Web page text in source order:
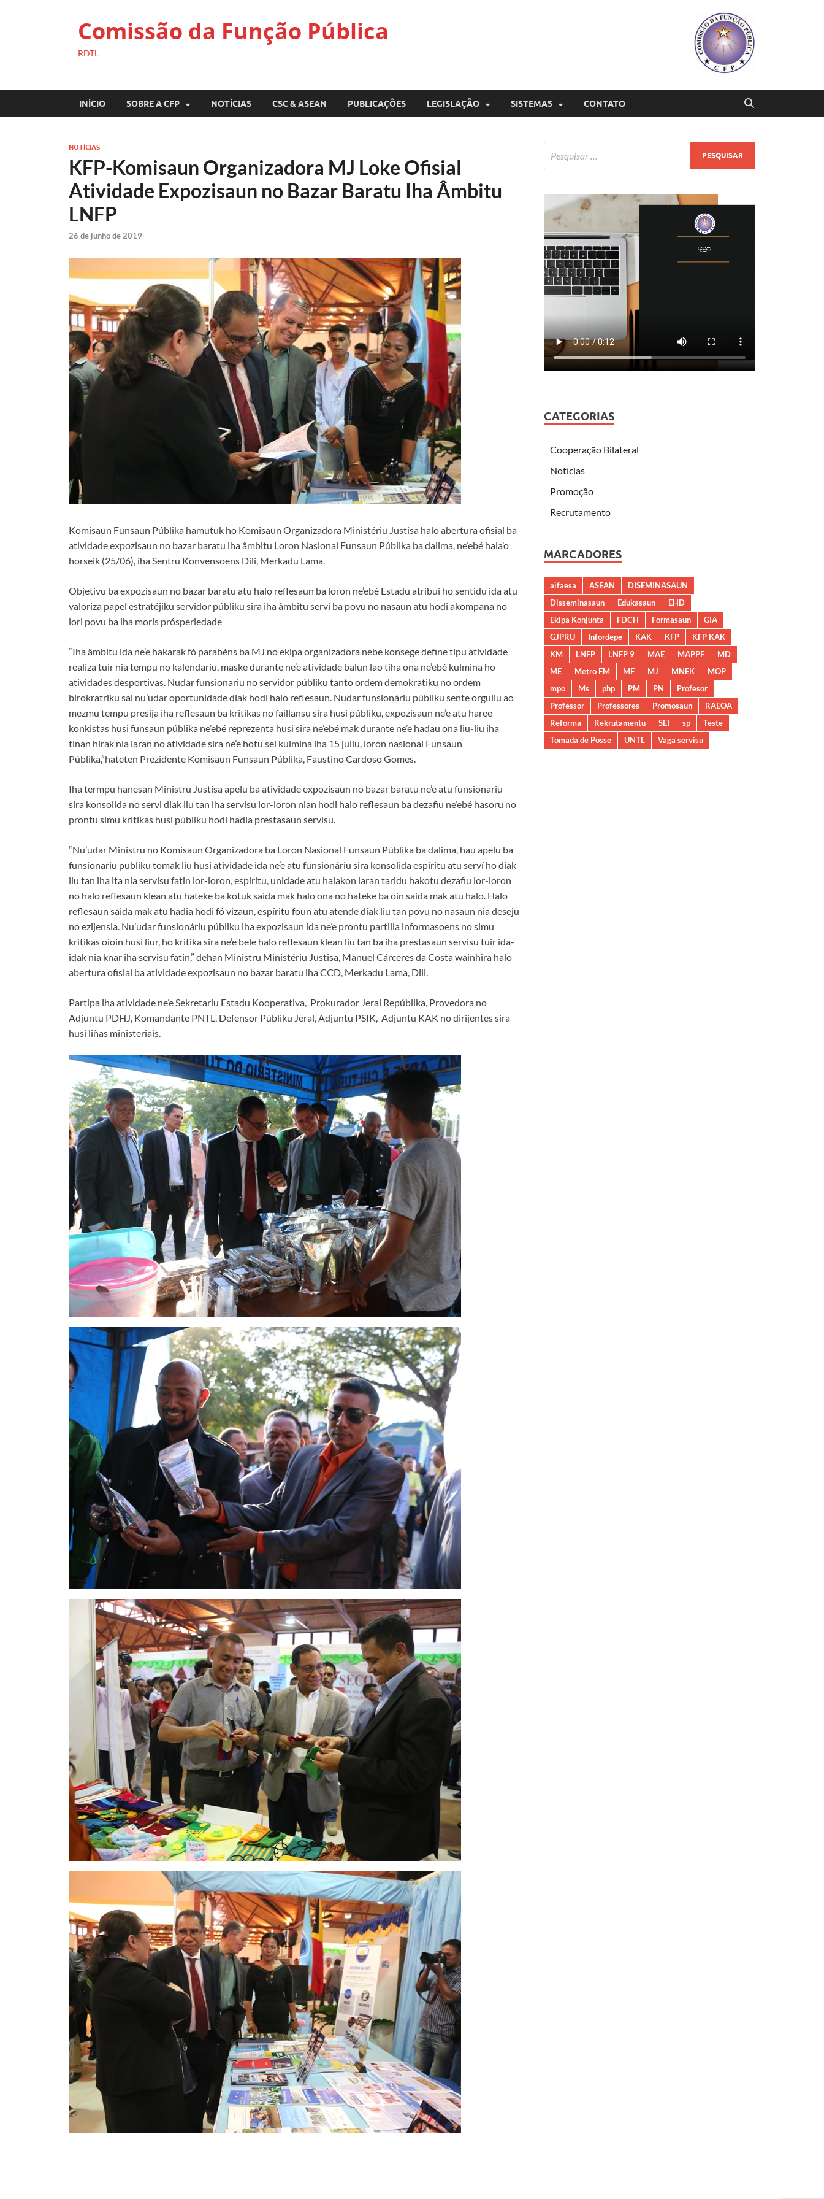
Comissão da Função Pública
RDTL
INÍCIO SOBRE A CFP NOTÍCIAS CSC & ASEAN PUBLICAÇÕES LEGISLAÇÃO SISTEMAS CONTATO
NOTÍCIAS
KFP-Komisaun Organizadora MJ Loke Ofisial
Atividade Expozisaun no Bazar Baratu Iha Âmbitu
LNFP
26 de junho de 2019
Komisaun Funsaun Públika hamutuk ho Komisaun Organizadora Ministériu Justisa halo abertura ofisial ba
atividade expozisaun no bazar baratu iha âmbitu Loron Nasional Funsaun Públika ba dalima, ne’ebé hala’o
horseik (25/06), iha Sentru Konvensoens Dili, Merkadu Lama.
Objetivu ba expozisaun no bazar baratu atu halo reflesaun ba loron ne’ebé Estadu atribui ho sentidu ida atu
valoriza papel estratéjiku servidor públiku sira iha âmbitu servi ba povu no nasaun atu hodi akompana no
lori povu ba iha moris prósperiedade
“Iha âmbitu ida ne’e hakarak fó parabéns ba MJ no ekipa organizadora nebe konsege define tipu atividade
realiza tuir nia tempu no kalendariu, maske durante ne’e atividade balun lao tiha ona ne’ebé kulmina ho
atividades desportivas. Nudar funsionariu no servidor públiku tanto ordem demokratiku no ordem
birokratriku sai nu’udar oportunidade diak hodi halo reflesaun. Nudar funsionáriu públiku sente orgullu ao
mezmu tempu presija iha reflesaun ba kritikas no faillansu sira husi públiku, expozisaun ne’e atu haree
konkistas husi funsaun públika ne’ebé reprezenta husi sira ne’ebé mak durante ne’e hadau ona liu-liu iha
tinan hirak nia laran no atividade sira ne’e hotu sei kulmina iha 15 jullu, loron nasional Funsaun
Públika,”hateten Prezidente Komisaun Funsaun Públika, Faustino Cardoso Gomes.
Iha termpu hanesan Ministru Justisa apelu ba atividade expozisaun no bazar baratu ne’e atu funsionariu
sira konsolida no servi diak liu tan iha servisu lor-loron nian hodi halo reflesaun ba dezafiu ne’ebé hasoru no
prontu simu kritikas husi públiku hodi hadia prestasaun servisu.
“Nu’udar Ministru no Komisaun Organizadora ba Loron Nasional Funsaun Públika ba dalima, hau apelu ba
funsionariu publiku tomak liu husi atividade ida ne’e atu funsionáriu sira konsolida espíritu atu serví ho diak
liu tan iha ita nia servisu fatin lor-loron, espíritu, unidade atu halakon laran taridu hakotu dezafiu lor-loron
no halo reflesaun klean atu hateke ba kotuk saida mak halo ona no hateke ba oin saida mak atu halo. Halo
reflesaun saida mak atu hadia hodi fó vizaun, espíritu foun atu atende diak liu tan povu no nasaun nia deseju
no ezijensia. Nu’udar funsionáriu públiku iha expozisaun ida ne’e prontu partilla informasoens no simu
kritikas oioin husi liur, ho kritika sira ne’e bele halo reflesaun klean liu tan ba iha prestasaun servisu tuir ida-
idak nia knar iha servisu fatin,” dehan Ministru Ministériu Justisa, Manuel Cárceres da Costa wainhira halo
abertura ofisial ba atividade expozisaun no bazar baratu iha CCD, Merkadu Lama, Dili.
Partipa iha atividade ne’e Sekretariu Estadu Kooperativa, Prokurador Jeral Repúblika, Provedora no
Adjuntu PDHJ, Komandante PNTL, Defensor Públiku Jeral, Adjuntu PSIK, Adjuntu KAK no dirijentes sira
husi liñas ministeriais.
CATEGORIAS
Cooperação Bilateral
Notícias
Promoção
Recrutamento
MARCADORES
aifaesa ASEAN
DISEMINASAUN
Disseminasaun
Edukasaun
EHD
Ekipa Konjunta
FDCH Formasaun
GIA
GJPRU
Infordepe KAK KFP
KFP KAK
KM
LNFP LNFP 9 MAE MAPPF
MD
ME
Metro FM MF MJ MNEK
MOP
mpo
Ms php PM PN
Profesor
Professor
Professores Promosaun
RAEOA
Reforma
Rekrutamentu SEI sp
Teste
Tomada de Posse
UNTL Vaga servisu